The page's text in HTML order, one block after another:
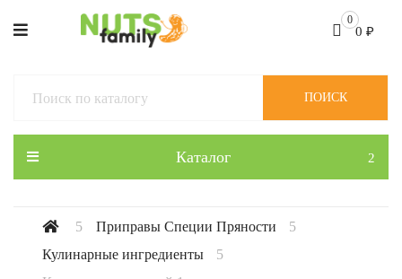
0
0 ₽
Каталог
ПОИСК
Приправы Специи Пряности
Кулинарные ингредиенты